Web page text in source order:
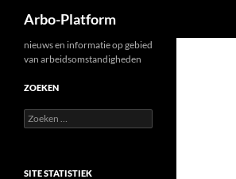
Arbo-Platform
nieuws en informatie op gebied
van arbeidsomstandigheden
ZOEKEN
Zoeken
naar:
SITE STATISTIEK